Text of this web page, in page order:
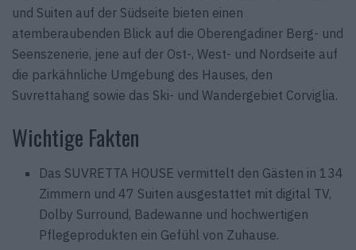
und Suiten auf der Südseite bieten einen
atemberaubenden Blick auf die Oberengadiner Berg- und
Seenszenerie, jene auf der Ost-, West- und Nordseite auf
die parkähnliche Umgebung des Hauses, den
Suvrettahang sowie das Ski- und Wandergebiet Corviglia.
Wichtige Fakten
Das SUVRETTA HOUSE vermittelt den Gästen in 134
Zimmern und 47 Suiten ausgestattet mit digital TV,
Dolby Surround, Badewanne und hochwertigen
Pflegeprodukten ein Gefühl von Zuhause.